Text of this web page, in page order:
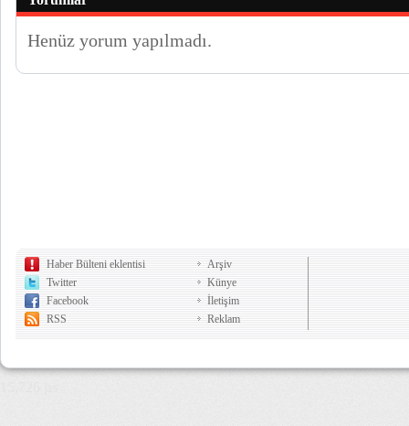
Henüz yorum yapılmadı.
Haber Bülteni eklentisi
Twitter
Facebook
RSS
Arşiv
Künye
İletişim
Reklam